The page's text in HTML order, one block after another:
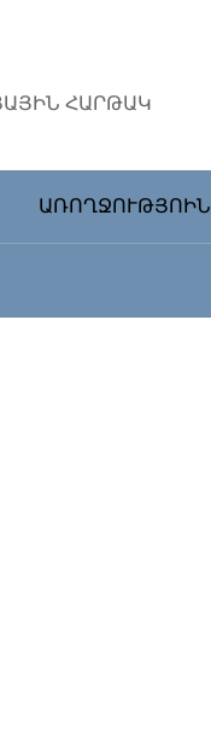
ՀԱՐԹԱԿ
ԱՌՈՂՋՈՒԹՅՈԻՆ